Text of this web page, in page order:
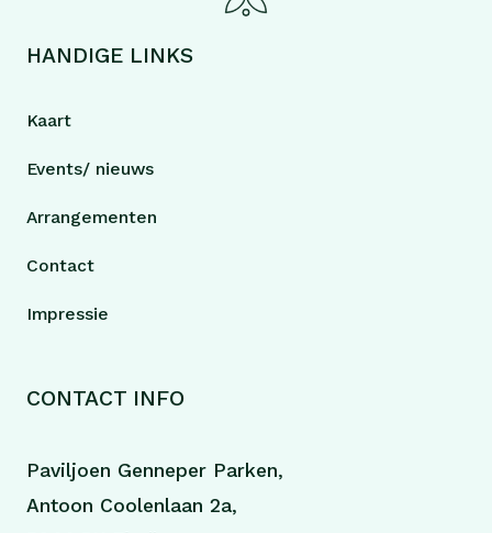
HANDIGE LINKS
Kaart
Events/ nieuws
Arrangementen
Contact
Impressie
CONTACT INFO
Paviljoen Genneper Parken,
Antoon Coolenlaan 2a,